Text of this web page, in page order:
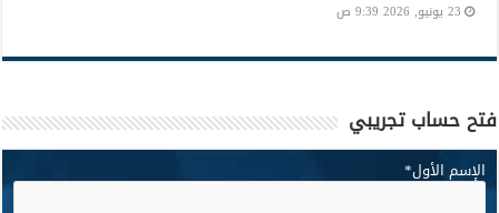
23 يونيو, 2026 9:39 ص
فتح حساب تجريبي
الإسم الأول*